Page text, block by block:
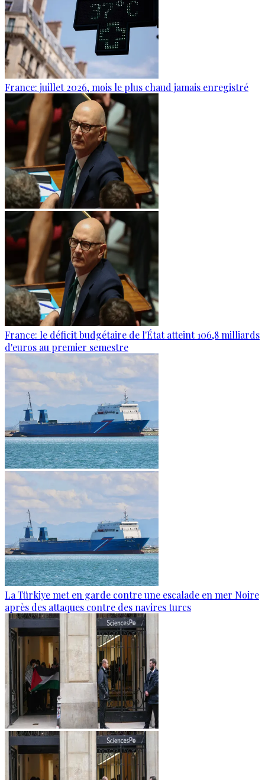
France: juillet 2026, mois le plus chaud jamais enregistré
France: le déficit budgétaire de l'État atteint 106,8 milliards
d'euros au premier semestre
La Türkiye met en garde contre une escalade en mer Noire
après des attaques contre des navires turcs